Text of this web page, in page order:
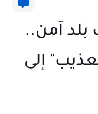
بلد آمن..
إلى